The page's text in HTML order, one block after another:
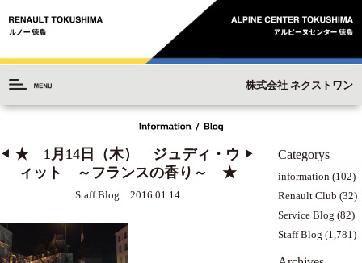
株式会社 ネクストワン
◀︎ ★ 1月14日（木） ジュディ・ウ
ィット ～フランスの香り～ ★
Staff Blog 2016.01.14
▶︎ Categorys
information (102)
Renault Club (32)
Service Blog (82)
Staff Blog (1,781)